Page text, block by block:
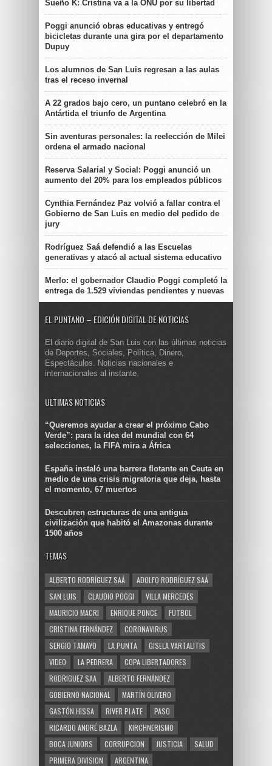
Sueño K: Cristina va a la ONU por su libertad
Poggi anunció obras educativas y entregó
bicicletas durante una gira por el departamento
Dupuy
Los alumnos de San Luis regresan a las aulas
tras el receso invernal
A 22 grados bajo cero, un puntano celebró en la
Antártida el triunfo de Argentina
Sin aventuras personales: la reelección de Milei
ordena el armado nacional
Reserva Salarial y Social: Poggi anunció un
aumento del 20% para los empleados públicos
Cynthia Fernández Paz volvió a fallar contra el
Gobierno de San Luis en medio del pedido de
jury
Rodríguez Saá defendió a las Escuelas
generativas y atacó al actual sistema educativo
Merlo: el gobernador Claudio Poggi completó la
entrega de 1.529 viviendas pendientes y nuevas
EL PUNTANO – EDICIÓN DIGITAL DE NOTICIAS
El diario digital de San Luis con las últimas noticias
de Deportes, Sociales, Política, Dinero,
Espectáculos. Noticias nacionales e
internacionales al instante.
ULTIMAS NOTICIAS
“Queremos ayudar a crear el próximo Cabo
Verde”: para la idea del mundial con 64
selecciones, la FIFA mira a África
España instaló una barrera flotante en Ceuta en
medio de una crisis migratoria que deja, hasta
el momento, 67 muertos
Descubren estructuras de una antigua
civilización que habitó el Amazonas durante
1500 años
TEMAS
ALBERTO RODRÍGUEZ SAÁ
ADOLFO RODRÍGUEZ SAÁ
SAN LUIS
CLAUDIO POGGI
VILLA MERCEDES
MAURICIO MACRI
ENRIQUE PONCE
FUTBOL
CRISTINA FERNÁNDEZ
CORONAVIRUS
SERGIO TAMAYO
LA PUNTA
GISELA VARTALITIS
VIDEO
LA PEDRERA
COPA LIBERTADORES
RODRIGUEZ SAA
ALBERTO FERNÁNDEZ
GOBIERNO NACIONAL
MARTÍN OLIVERO
GASTÓN HISSA
RIVER PLATE
PASO
RICARDO ANDRÉ BAZLA
KIRCHNERISMO
BOCA JUNIORS
CORRUPCION JUSTICIA
SALUD
PRIMERA DIVISION
ARGENTINA